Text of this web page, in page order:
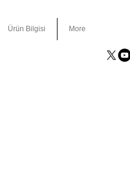
Ürün Bilgisi More